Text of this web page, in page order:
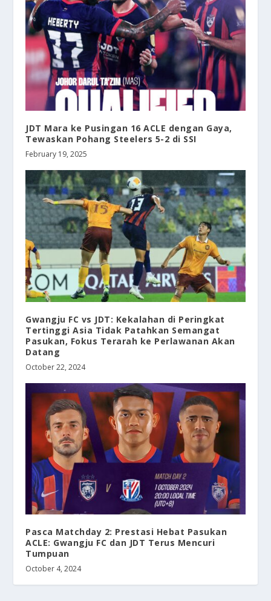
JDT Mara ke Pusingan 16 ACLE dengan Gaya,
Tewaskan Pohang Steelers 5-2 di SSI
February 19, 2025
Gwangju FC vs JDT: Kekalahan di Peringkat
Tertinggi Asia Tidak Patahkan Semangat
Pasukan, Fokus Terarah ke Perlawanan Akan
Datang
October 22, 2024
Pasca Matchday 2: Prestasi Hebat Pasukan
ACLE: Gwangju FC dan JDT Terus Mencuri
Tumpuan
October 4, 2024